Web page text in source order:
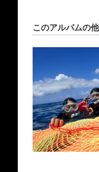
このアルバムの